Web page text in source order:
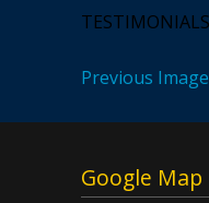
Previous Image
Google Map